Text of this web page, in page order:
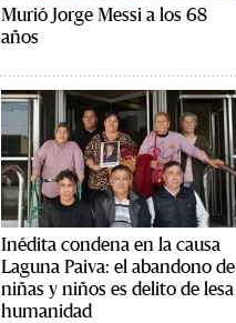
Murió Jorge Messi a los 68
años
Inédita condena en la causa
Laguna Paiva: el abandono de
niñas y niños es delito de lesa
humanidad